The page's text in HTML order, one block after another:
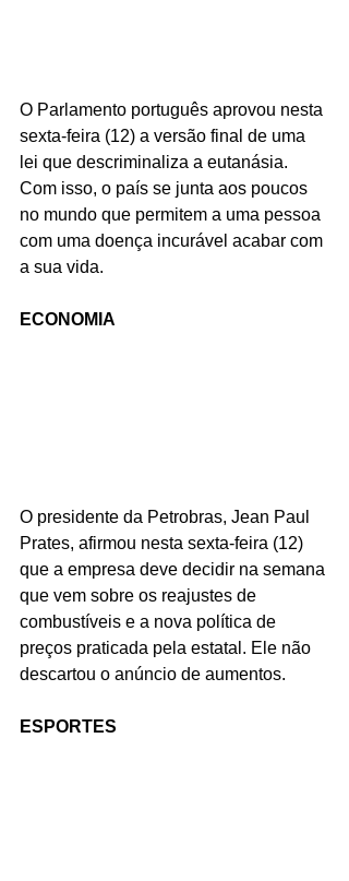
O Parlamento português aprovou nesta
sexta-feira (12) a versão final de uma
lei que descriminaliza a eutanásia.
Com isso, o país se junta aos poucos
no mundo que permitem a uma pessoa
com uma doença incurável acabar com
a sua vida.
ECONOMIA
O presidente da Petrobras, Jean Paul
Prates, afirmou nesta sexta-feira (12)
que a empresa deve decidir na semana
que vem sobre os reajustes de
combustíveis e a nova política de
preços praticada pela estatal. Ele não
descartou o anúncio de aumentos.
ESPORTES